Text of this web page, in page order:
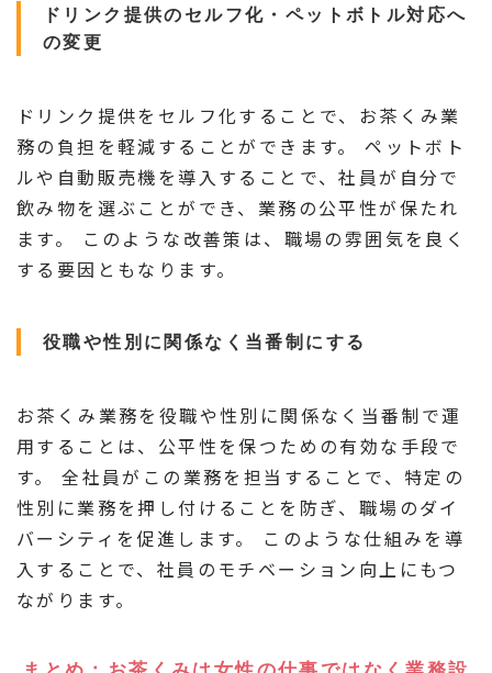
ドリンク提供のセルフ化・ペットボトル対応へ
の変更
ドリンク提供をセルフ化することで、お茶くみ業
務の負担を軽減することができます。 ペットボト
ルや自動販売機を導入することで、社員が自分で
飲み物を選ぶことができ、業務の公平性が保たれ
ます。 このような改善策は、職場の雰囲気を良く
する要因ともなります。
役職や性別に関係なく当番制にする
お茶くみ業務を役職や性別に関係なく当番制で運
用することは、公平性を保つための有効な手段で
す。 全社員がこの業務を担当することで、特定の
性別に業務を押し付けることを防ぎ、職場のダイ
バーシティを促進します。 このような仕組みを導
入することで、社員のモチベーション向上にもつ
ながります。